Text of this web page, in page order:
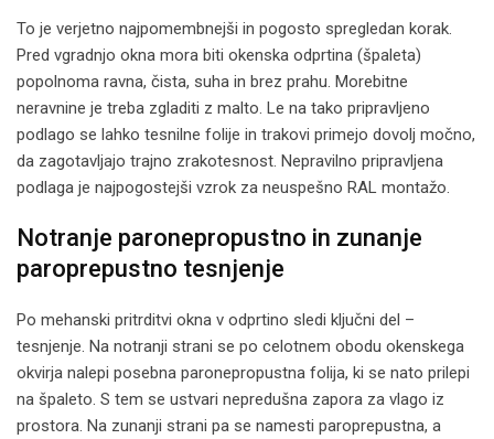
To je verjetno najpomembnejši in pogosto spregledan korak.
Pred vgradnjo okna mora biti okenska odprtina (špaleta)
popolnoma ravna, čista, suha in brez prahu. Morebitne
neravnine je treba zgladiti z malto. Le na tako pripravljeno
podlago se lahko tesnilne folije in trakovi primejo dovolj močno,
da zagotavljajo trajno zrakotesnost. Nepravilno pripravljena
podlaga je najpogostejši vzrok za neuspešno RAL montažo.
Notranje paronepropustno in zunanje
paroprepustno tesnjenje
Po mehanski pritrditvi okna v odprtino sledi ključni del –
tesnjenje. Na notranji strani se po celotnem obodu okenskega
okvirja nalepi posebna paronepropustna folija, ki se nato prilepi
na špaleto. S tem se ustvari nepredušna zapora za vlago iz
prostora. Na zunanji strani pa se namesti paroprepustna, a